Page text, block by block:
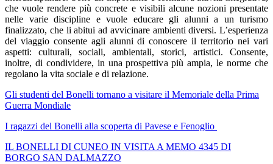
che vuole rendere più concrete e visibili alcune nozioni presentate
nelle varie discipline e vuole educare gli alunni a un turismo
finalizzato, che li abitui ad avvicinare ambienti diversi. L’esperienza
del viaggio consente agli alunni di conoscere il territorio nei vari
aspetti: culturali, sociali, ambientali, storici, artistici. Consente,
inoltre, di condividere, in una prospettiva più ampia, le norme che
regolano la vita sociale e di relazione.
Gli studenti del Bonelli tornano a visitare il Memoriale della Prima
Guerra Mondiale
I ragazzi del Bonelli alla scoperta di Pavese e Fenoglio
IL BONELLI DI CUNEO IN VISITA A MEMO 4345 DI
BORGO SAN DALMAZZO